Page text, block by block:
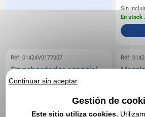
Sin
En stock
Réf. 01424V0177007
Transbordador espacial
antiestrés
Réf.
Continuar sin aceptar
Gestión de
Este sitio utiliza cookies.